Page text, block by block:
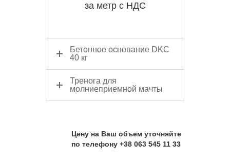
за метр с НДС
Бетонное основание DKC
40 кг
Тренога для
молниеприемной мачты
Цену на Ваш объем уточняйте
по телефону +38 063 545 11 33